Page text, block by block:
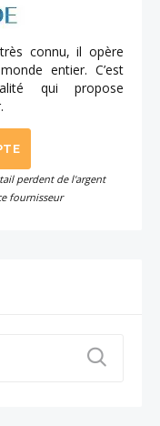
connu, il opère
entier. C’est
qui propose
perdent de l'argent
fournisseur